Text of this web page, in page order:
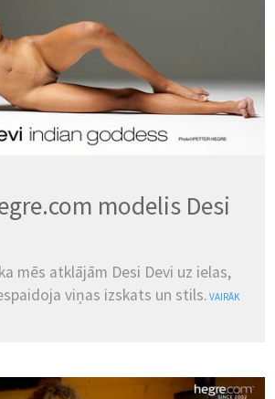
modelis Desi
mēs atklājām Desi Devi uz ielas,
viņas izskats un stils. VAIRĀK